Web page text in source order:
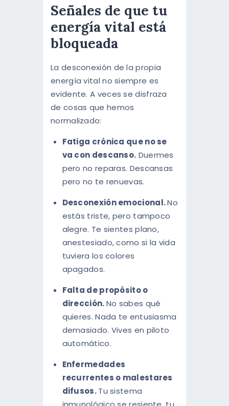
Señales de que tu
energía vital está
bloqueada
La desconexión de la propia
energía vital no siempre es
evidente. A veces se disfraza
de cosas que hemos
normalizado:
Fatiga crónica que no se
va con descanso. Duermes
pero no reparas. Descansas
pero no te renuevas.
Desconexión emocional.No
estás triste, pero tampoco
alegre. Te sientes plano,
anestesiado, como si la vida
tuviera los colores
apagados.
Falta de propósito o
dirección.No sabes qué
quieres. Nada te entusiasma
demasiado. Vives en piloto
automático.
Enfermedades
recurrentes o malestares
difusos.Tu sistema